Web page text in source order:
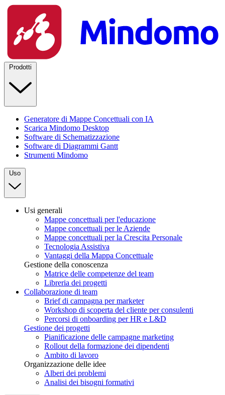
Prodotti
Generatore di Mappe Concettuali con IA
Scarica Mindomo Desktop
Software di Schematizzazione
Software di Diagrammi Gantt
Strumenti Mindomo
Uso
Usi generali
Mappe concettuali per l'educazione
Mappe concettuali per le Aziende
Mappe concettuali per la Crescita Personale
Tecnologia Assistiva
Vantaggi della Mappa Concettuale
Gestione della conoscenza
Matrice delle competenze del team
Libreria dei progetti
Collaborazione di team
Brief di campagna per marketer
Workshop di scoperta del cliente per consulenti
Percorsi di onboarding per HR e L&D
Gestione dei progetti
Pianificazione delle campagne marketing
Rollout della formazione dei dipendenti
Ambito di lavoro
Organizzazione delle idee
Alberi dei problemi
Analisi dei bisogni formativi